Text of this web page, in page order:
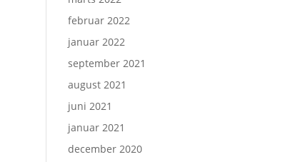
februar 2022
januar 2022
september 2021
august 2021
juni 2021
januar 2021
december 2020